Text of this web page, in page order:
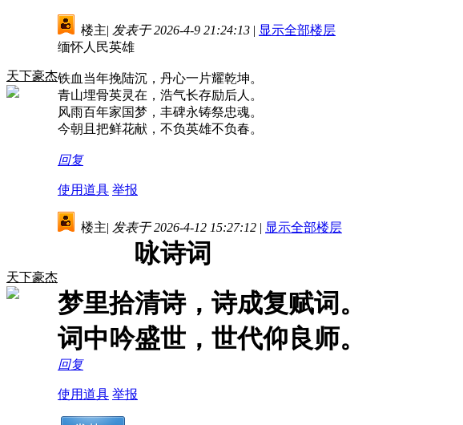
天下豪杰
楼主| 发表于 2026-4-9 21:24:13 | 显示全部楼层
缅怀人民英雄
铁血当年挽陆沉，丹心一片耀乾坤。
青山埋骨英灵在，浩气长存励后人。
风雨百年家国梦，丰碑永铸祭忠魂。
今朝且把鲜花献，不负英雄不负春。
回复
使用道具 举报
天下豪杰
楼主| 发表于 2026-4-12 15:27:12 | 显示全部楼层
咏诗词
梦里拾清诗，诗成复赋词。
词中吟盛世，世代仰良师。
回复
使用道具 举报